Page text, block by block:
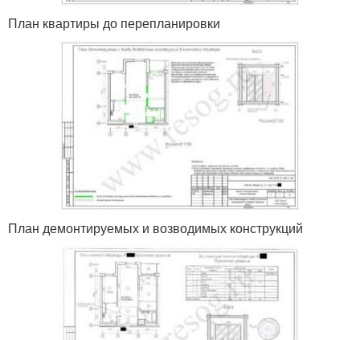
План квартиры до перепланировки
План демонтируемых и возводимых конструкций